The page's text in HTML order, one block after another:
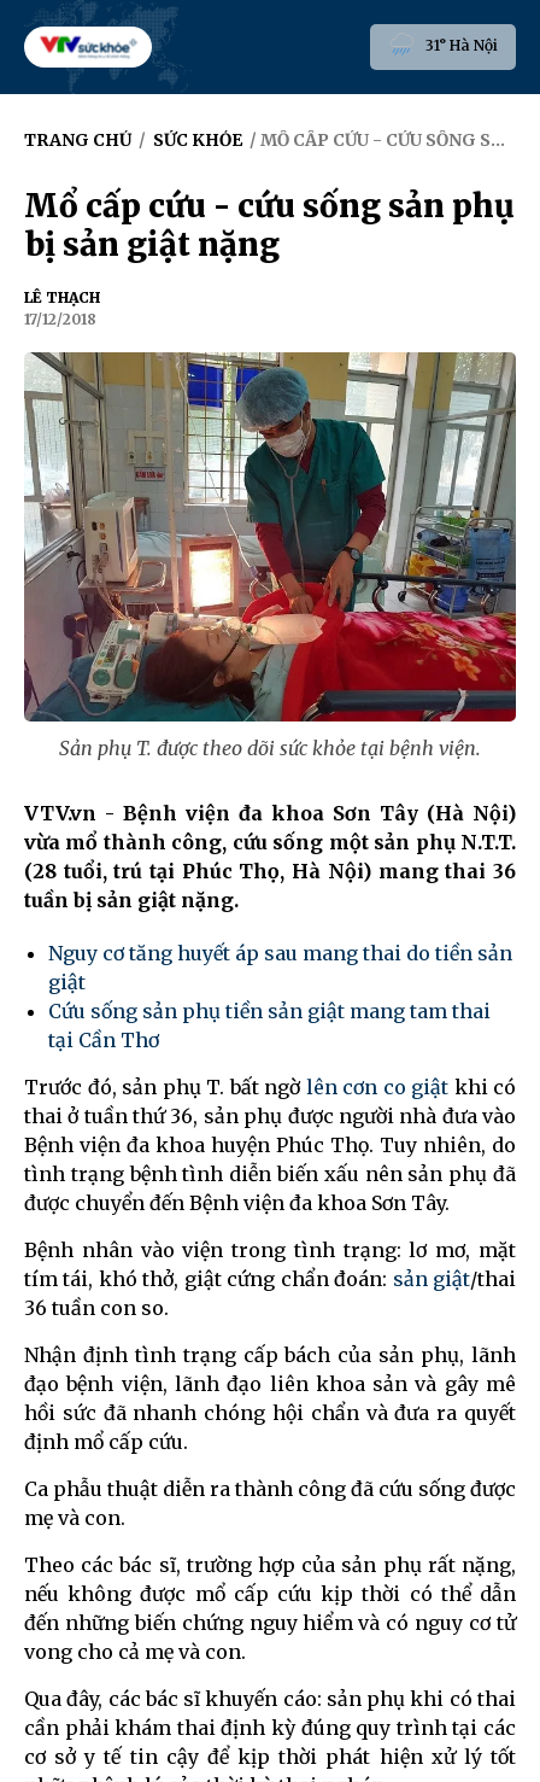
31° Hà Nội
TRANG CHỦ / SỨC KHỎE / MỔ CẤP CỨU - CỨU SỐNG SẢN PHỤ BỊ SẢN GIẬT NẶNG
Mổ cấp cứu - cứu sống sản phụ
bị sản giật nặng
LÊ THẠCH
17/12/2018
Sản phụ T. được theo dõi sức khỏe tại bệnh viện.
VTV.vn - Bệnh viện đa khoa Sơn Tây (Hà Nội)
vừa mổ thành công, cứu sống một sản phụ N.T.T.
(28 tuổi, trú tại Phúc Thọ, Hà Nội) mang thai 36
tuần bị sản giật nặng.
Nguy cơ tăng huyết áp sau mang thai do tiền sản
giật
Cứu sống sản phụ tiền sản giật mang tam thai
tại Cần Thơ
Trước đó, sản phụ T. bất ngờ lên cơn co giật khi có
thai ở tuần thứ 36, sản phụ được người nhà đưa vào
Bệnh viện đa khoa huyện Phúc Thọ. Tuy nhiên, do
tình trạng bệnh tình diễn biến xấu nên sản phụ đã
được chuyển đến Bệnh viện đa khoa Sơn Tây.
Bệnh nhân vào viện trong tình trạng: lơ mơ, mặt
tím tái, khó thở, giật cứng chẩn đoán: sản giật/thai
36 tuần con so.
Nhận định tình trạng cấp bách của sản phụ, lãnh
đạo bệnh viện, lãnh đạo liên khoa sản và gây mê
hồi sức đã nhanh chóng hội chẩn và đưa ra quyết
định mổ cấp cứu.
Ca phẫu thuật diễn ra thành công đã cứu sống được
mẹ và con.
Theo các bác sĩ, trường hợp của sản phụ rất nặng,
nếu không được mổ cấp cứu kịp thời có thể dẫn
đến những biến chứng nguy hiểm và có nguy cơ tử
vong cho cả mẹ và con.
Qua đây, các bác sĩ khuyến cáo: sản phụ khi có thai
cần phải khám thai định kỳ đúng quy trình tại các
cơ sở y tế tin cậy để kịp thời phát hiện xử lý tốt